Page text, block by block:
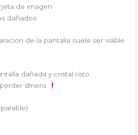
de imagen
dañados
de la pantalla suele ser viable
dañada y cristal roto
dinero